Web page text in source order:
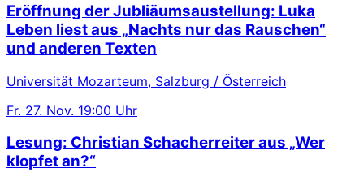
Eröffnung der Jubliäumsaustellung: Luka
Leben liest aus „Nachts nur das Rauschen“
und anderen Texten
Universität Mozarteum, Salzburg / Österreich
Fr. 27. Nov. 19:00 Uhr
Lesung: Christian Schacherreiter aus „Wer
klopfet an?“